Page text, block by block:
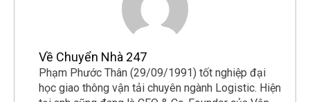
Về Chuyển Nhà 247
Phạm Phước Thân (29/09/1991) tốt nghiệp đại
học giao thông vận tải chuyên ngành Logistic. Hiện